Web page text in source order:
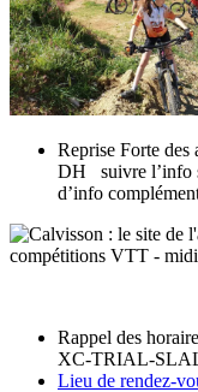
Reprise Forte
DH suivre l’info
d’info
Rappel des
XC-TRIAL-
Lieu de rendez-